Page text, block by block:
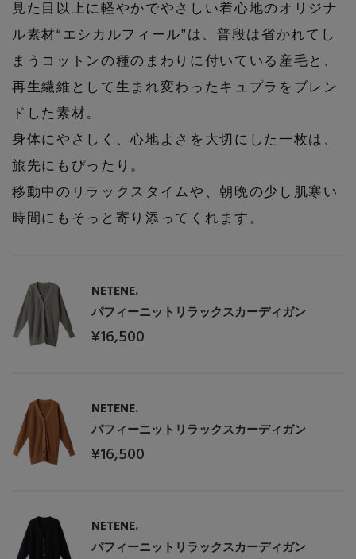
見た目以上に軽やかでやさしい着心地のオリジナ
ル素材“エシカルフィール”は、普段は省かれてし
まうコットンの種のまわりに付いている産毛と、
再生繊維として生まれ変わったキュプラをブレン
ドした素材。
身体にやさしく、心地よさを大切にした一枚は、
旅先にもぴったり。
移動中のリラックスタイムや、朝晩の少し肌寒い
時間にもそっと寄り添ってくれます。
NETENE.
パフィーニットリラックスカーディガン
¥16,500
NETENE.
パフィーニットリラックスカーディガン
¥16,500
NETENE.
パフィーニットリラックスカーディガン